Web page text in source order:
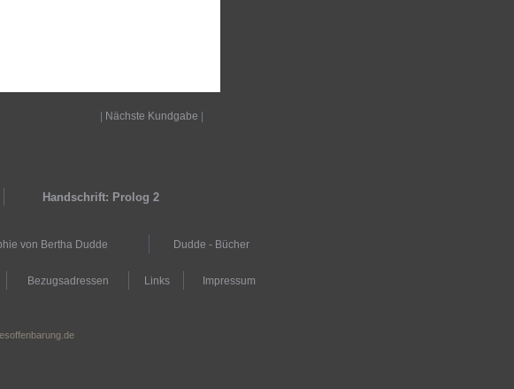
Nächste Kundgabe
Handschrift: Prolog 2
von Bertha Dudde Dudde - Bücher
Bezugsadressen Links Impressum